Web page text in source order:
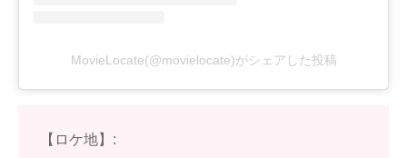
MovieLocate(@movielocate)がシェアした投稿
【ロケ地】: